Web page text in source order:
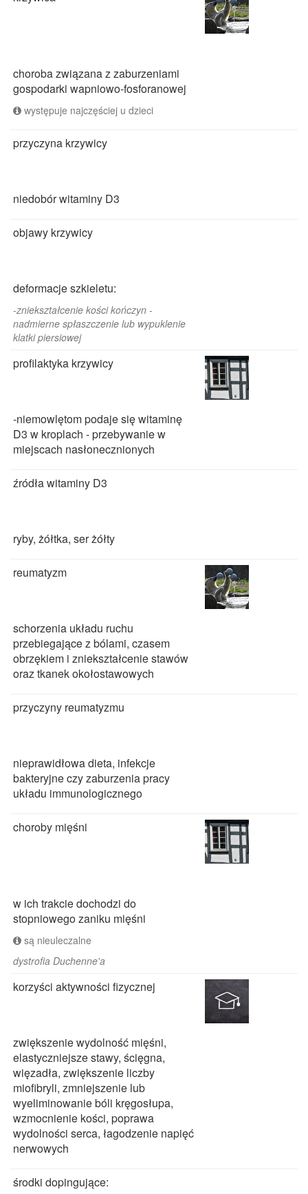
choroba związana z zaburzeniami
gospodarki wapniowo-fosforanowej
występuje najczęściej u dzieci
przyczyna krzywicy
niedobór witaminy D3
objawy krzywicy
deformacje szkieletu:
-zniekształcenie kości kończyn -
nadmierne spłaszczenie lub wypuklenie
klatki piersiowej
profilaktyka krzywicy
-niemowlętom podaje się witaminę
D3 w kroplach - przebywanie w
miejscach nasłonecznionych
źródła witaminy D3
ryby, żółtka, ser żółty
reumatyzm
schorzenia układu ruchu
przebiegające z bólami, czasem
obrzękiem i zniekształcenie stawów
oraz tkanek okołostawowych
przyczyny reumatyzmu
nieprawidłowa dieta, infekcje
bakteryjne czy zaburzenia pracy
układu immunologicznego
choroby mięśni
w ich trakcie dochodzi do
stopniowego zaniku mięśni
są nieuleczalne
dystrofia Duchenne'a
korzyści aktywności fizycznej
zwiększenie wydolność mięśni,
elastyczniejsze stawy, ścięgna,
więzadła, zwiększenie liczby
miofibryli, zmniejszenie lub
wyeliminowanie bóli kręgosłupa,
wzmocnienie kości, poprawa
wydolności serca, łagodzenie napięć
nerwowych
środki dopingujące: